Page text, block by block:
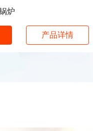
炉
产品详情